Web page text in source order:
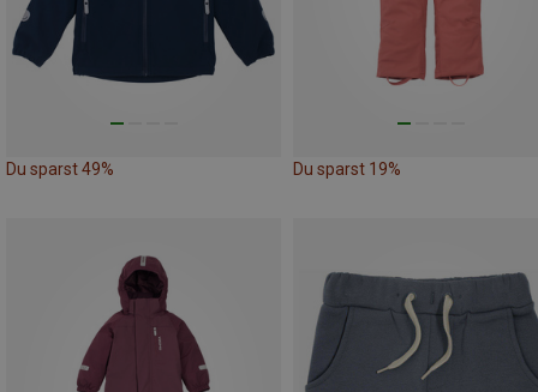
Du sparst 49% Du sparst 19%